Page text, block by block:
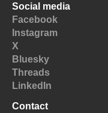
Social media
Facebook
Instagram
X
Bluesky
Threads
LinkedIn
Contact